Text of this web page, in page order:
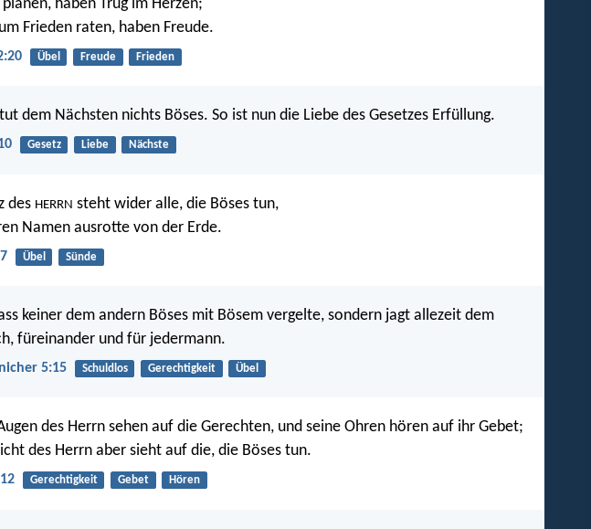
planen, haben Trug im Herzen;
Frieden raten, haben Freude.
Übel Freude Frieden
dem Nächsten nichts Böses. So ist nun die Liebe des Gesetzes Erfüllung.
Gesetz Liebe Nächste
des HERRN steht wider alle, die Böses tun,
Namen ausrotte von der Erde.
Übel Sünde
keiner dem andern Böses mit Bösem vergelte, sondern jagt allezeit dem
füreinander und für jedermann.
5:15 Schuldlos Gerechtigkeit Übel
des Herrn sehen auf die Gerechten, und seine Ohren hören auf ihr Gebet;
des Herrn aber sieht auf die, die Böses tun.
Gerechtigkeit Gebet Hören